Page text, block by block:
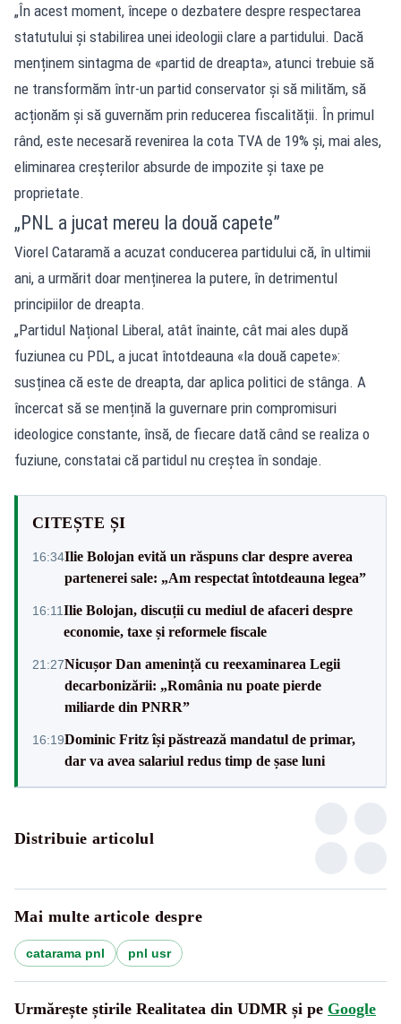
„În acest moment, începe o dezbatere despre respectarea
statutului și stabilirea unei ideologii clare a partidului. Dacă
menținem sintagma de «partid de dreapta», atunci trebuie să
ne transformăm într-un partid conservator și să milităm, să
acționăm și să guvernăm prin reducerea fiscalității. În primul
rând, este necesară revenirea la cota TVA de 19% și, mai ales,
eliminarea creșterilor absurde de impozite și taxe pe
proprietate.
„PNL a jucat mereu la două capete”
Viorel Cataramă a acuzat conducerea partidului că, în ultimii
ani, a urmărit doar menținerea la putere, în detrimentul
principiilor de dreapta.
„Partidul Național Liberal, atât înainte, cât mai ales după
fuziunea cu PDL, a jucat întotdeauna «la două capete»:
susținea că este de dreapta, dar aplica politici de stânga. A
încercat să se mențină la guvernare prin compromisuri
ideologice constante, însă, de fiecare dată când se realiza o
fuziune, constatai că partidul nu creștea în sondaje.
CITEȘTE ȘI
16:34Ilie Bolojan evită un răspuns clar despre averea
partenerei sale: „Am respectat întotdeauna legea”
16:11Ilie Bolojan, discuții cu mediul de afaceri despre
economie, taxe și reformele fiscale
21:27Nicușor Dan amenință cu reexaminarea Legii
decarbonizării: „România nu poate pierde
miliarde din PNRR”
16:19Dominic Fritz își păstrează mandatul de primar,
dar va avea salariul redus timp de șase luni
Distribuie articolul
Mai multe articole despre
catarama pnl pnl usr
Urmărește știrile Realitatea din UDMR și pe Google